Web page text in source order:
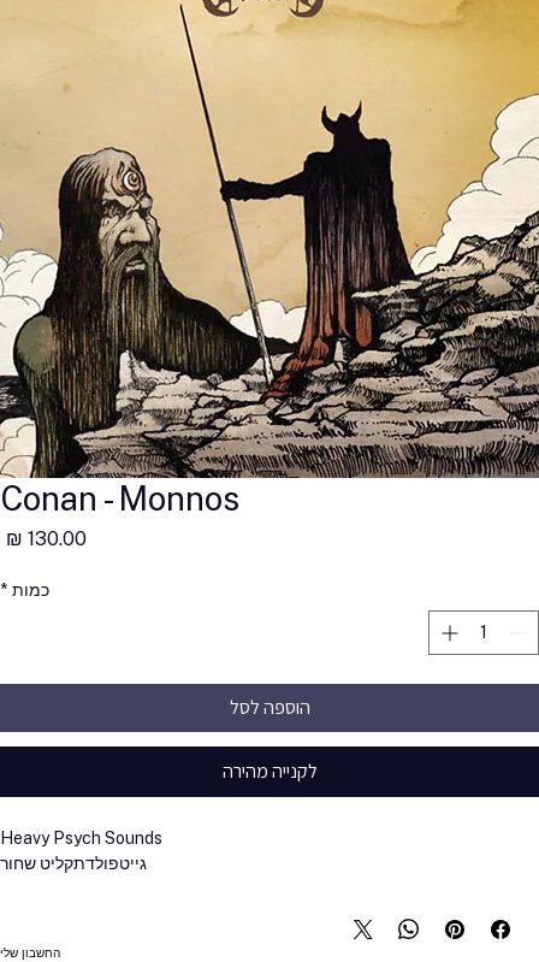
Conan - Monnos
כמות *
הוספה לסל
לקנייה מהירה
Heavy Psych Sounds
גייטפולדתקליט שחור
החשבון שלי